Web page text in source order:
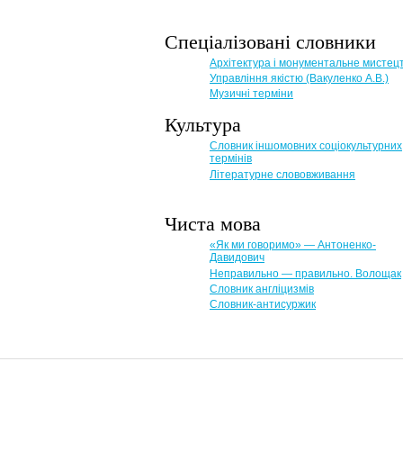
Спеціалізовані словники
Архітектура і монументальне
Управління якістю (Вакуленко А.В.)
Музичні терміни
Культура
Словник іншомовних соціокультурних
термінів
Літературне слововживання
Чиста мова
«Як ми говоримо» — Антоненко-
Давидович
Неправильно — правильно. Волощак
Словник англіцизмів
Словник-антисуржик